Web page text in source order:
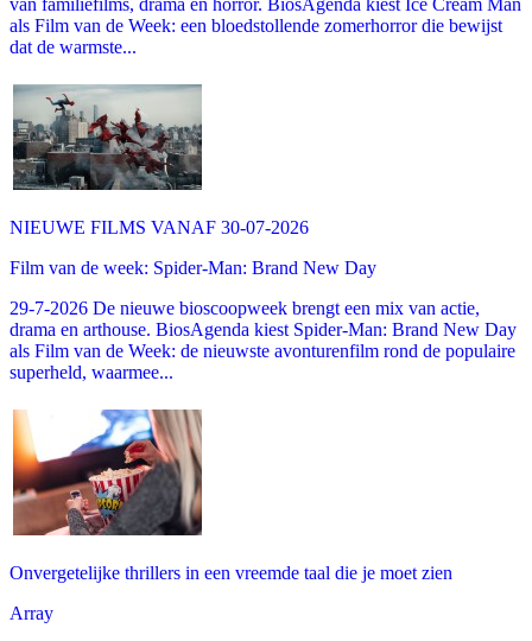
als Film van de Week: een bloedstollende zomerhorror die bewijst
dat de warmste...
NIEUWE FILMS VANAF 30-07-2026
Film van de week: Spider-Man: Brand New Day
29-7-2026 De nieuwe bioscoopweek brengt een mix van actie,
drama en arthouse. BiosAgenda kiest Spider-Man: Brand New Day
als Film van de Week: de nieuwste avonturenfilm rond de populaire
superheld, waarmee...
Onvergetelijke thrillers in een vreemde taal die je moet zien
Array